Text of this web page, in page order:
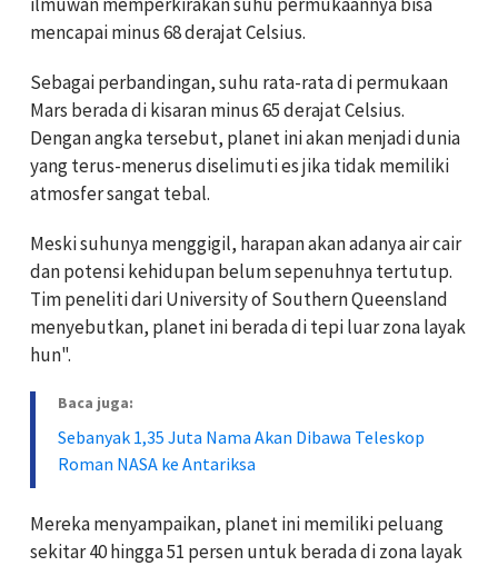
ilmuwan memperkirakan suhu permukaannya bisa
mencapai minus 68 derajat Celsius.
Sebagai perbandingan, suhu rata-rata di permukaan
Mars berada di kisaran minus 65 derajat Celsius.
Dengan angka tersebut, planet ini akan menjadi dunia
yang terus-menerus diselimuti es jika tidak memiliki
atmosfer sangat tebal.
Meski suhunya menggigil, harapan akan adanya air cair
dan potensi kehidupan belum sepenuhnya tertutup.
Tim peneliti dari University of Southern Queensland
menyebutkan, planet ini berada di tepi luar zona layak
hun".
Baca juga:
Sebanyak 1,35 Juta Nama Akan Dibawa Teleskop
Roman NASA ke Antariksa
Mereka menyampaikan, planet ini memiliki peluang
sekitar 40 hingga 51 persen untuk berada di zona layak